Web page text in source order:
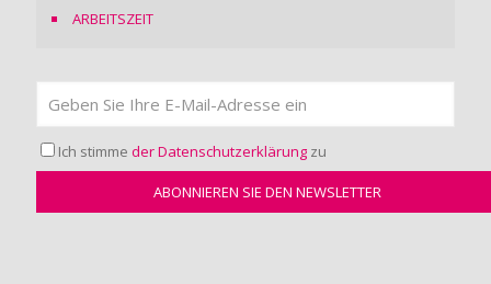
ARBEITSZEIT
Ich stimme der Datenschutzerklärung zu